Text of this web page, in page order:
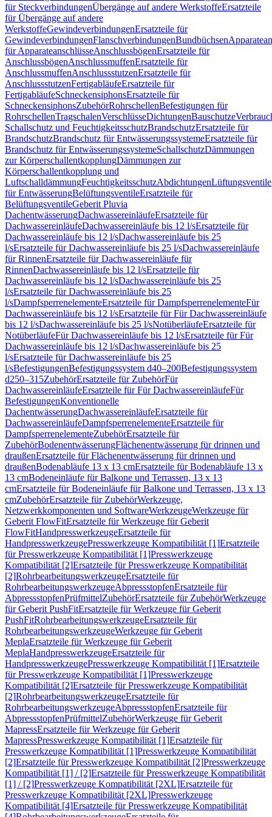
für SteckverbindungenÜbergänge auf andere WerkstoffeErsatzteile
für Übergänge auf andere
WerkstoffeGewindeverbindungenErsatzteile für
GewindeverbindungenFlanschverbindungenBundbüchsen
für ApparateanschlüsseAnschlussbögenErsatzteile für
AnschlussbögenAnschlussmuffenErsatzteile für
AnschlussmuffenAnschlussstutzenErsatzteile für
AnschlussstutzenFertigabläufeErsatzteile für
FertigabläufeSchneckensiphonsErsatzteile für
SchneckensiphonsZubehörRohrschellenBefestigungen für
RohrschellenTragschalenVerschlüsseDichtungenBauschutze
Schallschutz und FeuchtigkeitsschutzBrandschutzErsatzteile für
BrandschutzBrandschutz für EntwässerungssystemeErsatzteile für
Brandschutz für EntwässerungssystemeSchallschutzDämmungen
zur KörperschallentkopplungDämmungen zur
Körperschallentkopplung und
LuftschalldämmungFeuchtigkeitsschutzAbdichtungenLüftungsventile
für EntwässerungBelüftungsventileErsatzteile für
BelüftungsventileGeberit Pluvia
DachentwässerungDachwassereinläufeErsatzteile für
DachwassereinläufeDachwassereinläufe bis 12 l/sErsatzteile für
Dachwassereinläufe bis 12 l/sDachwassereinläufe bis 25
l/sErsatzteile für Dachwassereinläufe bis 25 l/sDachwassereinläufe
für RinnenErsatzteile für Dachwassereinläufe für
RinnenDachwassereinläufe bis 12 l/sErsatzteile für
Dachwassereinläufe bis 12 l/sDachwassereinläufe bis 25
l/sErsatzteile für Dachwassereinläufe bis 25
l/sDampfsperrenelementeErsatzteile für DampfsperrenelementeFür
Dachwassereinläufe bis 12 l/sErsatzteile für Für Dachwassereinläufe
bis 12 l/sDachwassereinläufe bis 25 l/sNotüberläufeErsatzteile für
NotüberläufeFür Dachwassereinläufe bis 12 l/sErsatzteile für Für
Dachwassereinläufe bis 12 l/sDachwassereinläufe bis 25
l/sErsatzteile für Dachwassereinläufe bis 25
l/sBefestigungenBefestigungssystem d40–200Befestigungssystem
d250–315ZubehörErsatzteile für ZubehörFür
DachwassereinläufeErsatzteile für Für DachwassereinläufeFür
BefestigungenKonventionelle
DachentwässerungDachwassereinläufeErsatzteile für
DachwassereinläufeDampfsperrenelementeErsatzteile für
DampfsperrenelementeZubehörErsatzteile für
ZubehörBodenentwässerungFlächenentwässerung für drinnen und
draußenErsatzteile für Flächenentwässerung für drinnen und
draußenBodenabläufe 13 x 13 cmErsatzteile für Bodenabläufe 13 x
13 cmBodeneinläufe für Balkone und Terrassen, 13 x 13
cmErsatzteile für Bodeneinläufe für Balkone und Terrassen, 13 x 13
cmZubehörErsatzteile für ZubehörWerkzeuge,
Netzwerkkomponenten und SoftwareWerkzeugeWerkzeuge für
Geberit FlowFitErsatzteile für Werkzeuge für Geberit
FlowFitHandpresswerkzeugeErsatzteile für
HandpresswerkzeugePresswerkzeuge Kompatibilität [1]Ersatzteile
für Presswerkzeuge Kompatibilität [1]Presswerkzeuge
Kompatibilität [2]Ersatzteile für Presswerkzeuge Kompatibilität
[2]RohrbearbeitungswerkzeugeErsatzteile für
RohrbearbeitungswerkzeugeAbpressstopfenErsatzteile für
AbpressstopfenPrüfmittelZubehörErsatzteile für ZubehörWerkzeuge
für Geberit PushFitErsatzteile für Werkzeuge für Geberit
PushFitRohrbearbeitungswerkzeugeErsatzteile für
RohrbearbeitungswerkzeugeWerkzeuge für Geberit
MeplaErsatzteile für Werkzeuge für Geberit
MeplaHandpresswerkzeugeErsatzteile für
HandpresswerkzeugePresswerkzeuge Kompatibilität [1]Ersatzteile
für Presswerkzeuge Kompatibilität [1]Presswerkzeuge
Kompatibilität [2]Ersatzteile für Presswerkzeuge Kompatibilität
[2]RohrbearbeitungswerkzeugeErsatzteile für
RohrbearbeitungswerkzeugeAbpressstopfenErsatzteile für
AbpressstopfenPrüfmittelZubehörWerkzeuge für Geberit
MapressErsatzteile für Werkzeuge für Geberit
MapressPresswerkzeuge Kompatibilität [1]Ersatzteile für
Presswerkzeuge Kompatibilität [1]Presswerkzeuge Kompatibilität
[2]Ersatzteile für Presswerkzeuge Kompatibilität [2]Presswerkzeuge
Kompatibilität [1] / [2]Ersatzteile für Presswerkzeuge Kompatibilität
[1] / [2]Presswerkzeuge Kompatibilität [2XL]Ersatzteile für
Presswerkzeuge Kompatibilität [2XL]Presswerkzeuge
Kompatibilität [4]Ersatzteile für Presswerkzeuge Kompatibilität